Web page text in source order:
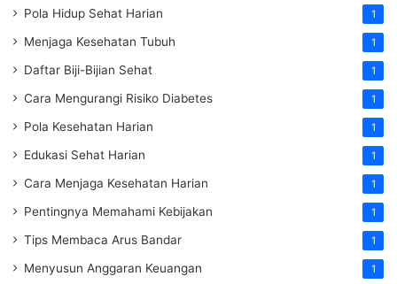
Pola Hidup Sehat Harian 1
Menjaga Kesehatan Tubuh 1
Daftar Biji-Bijian Sehat 1
Cara Mengurangi Risiko Diabetes 1
Pola Kesehatan Harian 1
Edukasi Sehat Harian 1
Cara Menjaga Kesehatan Harian 1
Pentingnya Memahami Kebijakan 1
Tips Membaca Arus Bandar 1
Menyusun Anggaran Keuangan 1